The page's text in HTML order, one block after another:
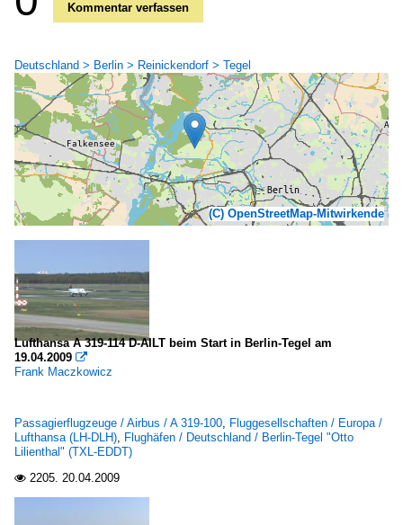
Kommentar verfassen
Deutschland > Berlin > Reinickendorf > Tegel
(C) OpenStreetMap-Mitwirkende
Lufthansa A 319-114 D-AILT beim Start in Berlin-Tegel am
19.04.2009 
Frank Maczkowicz
Passagierflugzeuge / Airbus / A 319-100, Fluggesellschaften / Europa /
Lufthansa (LH-DLH), Flughäfen / Deutschland / Berlin-Tegel "Otto
Lilienthal" (TXL-EDDT)
 2205. 20.04.2009